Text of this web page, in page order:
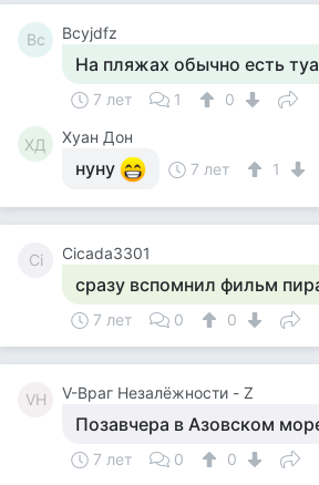
Bc Bcyjdfz
На пляжах обычно есть
7 лет 1 0
ХД Хуан Дон
нуну 7 лет 1
Ci Cicada3301
сразу вспомнил фильм
7 лет 0 0
VН V-Враг Незалёжности - Z
Позавчера в Азовском
7 лет 0 0